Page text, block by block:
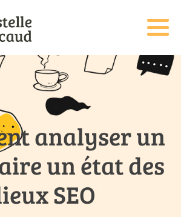
analyser un
un état des
SEO